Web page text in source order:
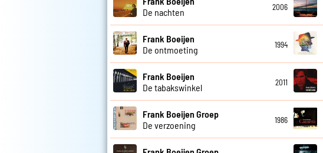
De nachten
2006
Frank Boeijen
De ontmoeting
1994
Frank Boeijen
De tabakswinkel
2011
Frank Boeijen Groep
De verzoening
1986